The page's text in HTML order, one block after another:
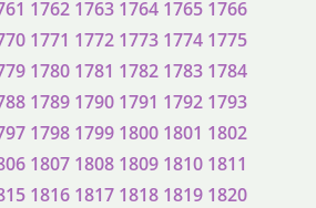
1762 1763 1764 1765 1766
1771 1772 1773 1774 1775
1780 1781 1782 1783 1784
1789 1790 1791 1792 1793
1798 1799 1800 1801 1802
1807 1808 1809 1810 1811
1816 1817 1818 1819 1820